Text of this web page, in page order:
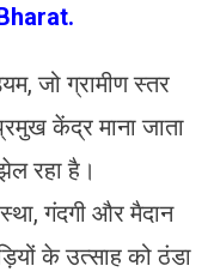
जो ग्रामीण स्तर
केंद्र माना जाता
रहा है।
गंदगी और मैदान
के उत्साह को ठंडा